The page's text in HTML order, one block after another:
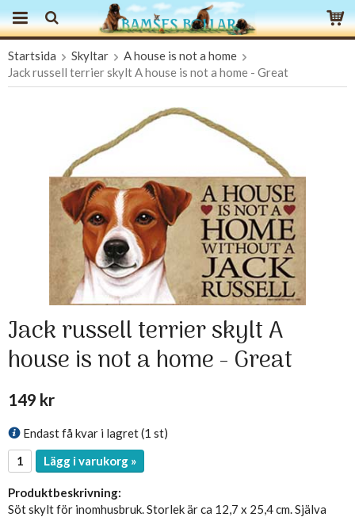
Produkten har blivit tillagd i varukorgen
Startsida Skyltar
A house is not a home
Jack russell terrier skylt A house is not a home - Great
Jack russell terrier skylt A
house is not a home - Great
149 kr
Endast få kvar i lagret (1 st)
Lägg i varukorg »
Produktbeskrivning:
Söt skylt för inomhusbruk. Storlek är ca 12,7 x 25,4 cm. Själva